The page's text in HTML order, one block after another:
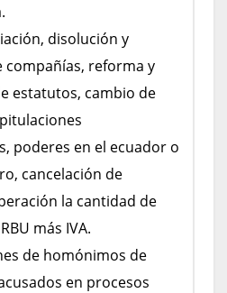
disolución y
compañías, reforma y
estatutos, cambio de
poderes en el ecuador o
cancelación de
la cantidad de
más IVA.
de homónimos de
en procesos